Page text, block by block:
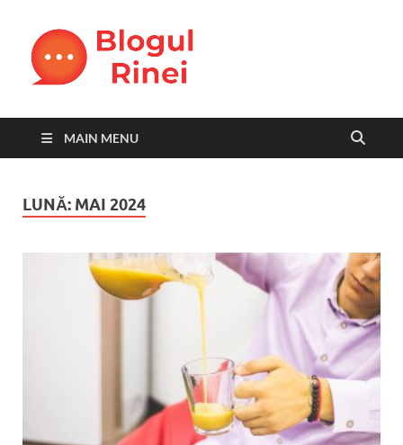
MAIN MENU
LUNĂ: MAI 2024